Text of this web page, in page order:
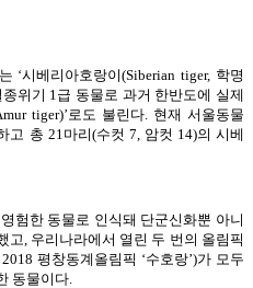
‘시베리아호랑이(Siberian tiger, 학명
위기 1급 동물로 과거 한반도에 실제
tiger)’로도 불린다. 현재 서울동물
고 총 21마리(수컷 7, 암컷 14)의 시베
험한 동물로 인식돼 단군신화뿐 아니
고, 우리나라에서 열린 두 번의 올림픽
평창동계올림픽 ‘수호랑’)가 모두
동물이다.